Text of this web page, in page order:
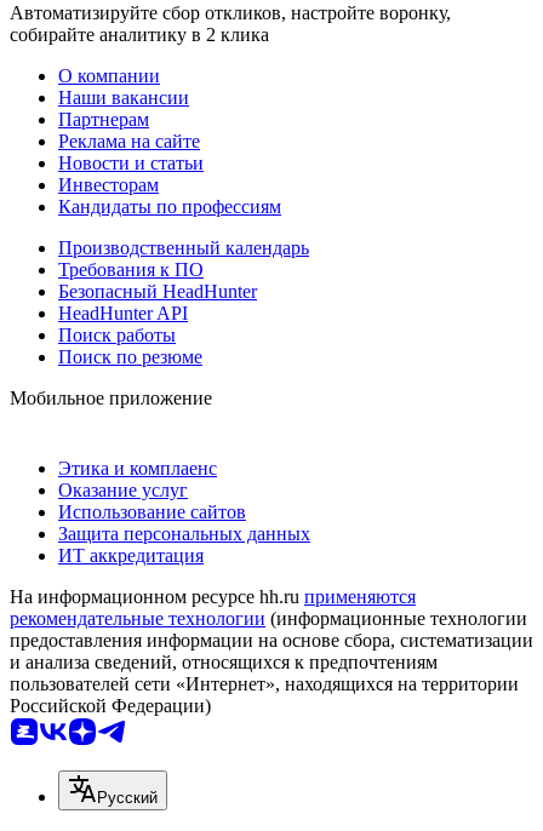
Автоматизируйте сбор откликов, настройте воронку,
собирайте аналитику в 2 клика
О компании
Наши вакансии
Партнерам
Реклама на сайте
Новости и статьи
Инвесторам
Кандидаты по профессиям
Производственный календарь
Требования к ПО
Безопасный HeadHunter
HeadHunter API
Поиск работы
Поиск по резюме
Мобильное приложение
Этика и комплаенс
Оказание услуг
Использование сайтов
Защита персональных данных
ИТ аккредитация
На информационном ресурсе hh.ru применяются
рекомендательные технологии (информационные технологии
предоставления информации на основе сбора, систематизации
и анализа сведений, относящихся к предпочтениям
пользователей сети «Интернет», находящихся на территории
Российской Федерации)
Русский